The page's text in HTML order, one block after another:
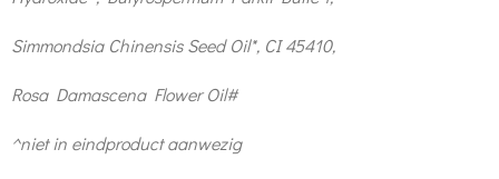
Simmondsia Chinensis Seed Oil*, CI 45410,
Rosa Damascena Flower Oil#
^niet in eindproduct aanwezig